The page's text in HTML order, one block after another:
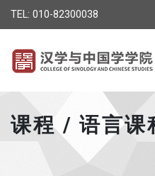
TEL: 010-82300038
课程 / 语言课